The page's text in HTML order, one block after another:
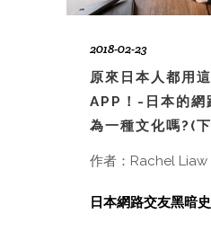
2018-02-23
原來日本人都用
APP！-日本的網
為一種文化嗎?(
作者：Rachel Liaw
日本網路交友黑暗史